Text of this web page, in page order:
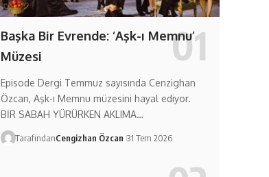
Başka Bir Evrende: ‘Aşk-ı Memnu’
Müzesi
Episode Dergi Temmuz sayısında Cenzighan
Özcan, Aşk-ı Memnu müzesini hayal ediyor.
BİR SABAH YÜRÜRKEN AKLIMA…
TarafındanCengizhan Özcan 31 Tem 2026